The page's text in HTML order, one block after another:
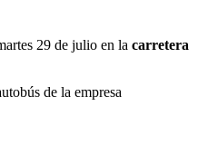
29 de julio en la carretera
de la empresa